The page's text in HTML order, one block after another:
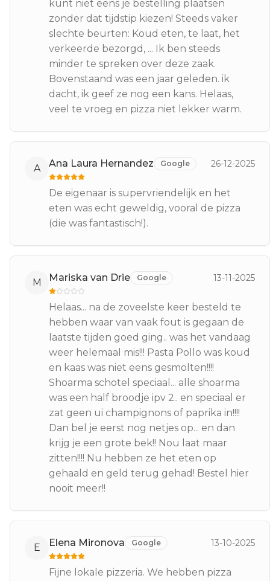
kunt niet eens je bestelling plaatsen
zonder dat tijdstip kiezen! Steeds vaker
slechte beurten: Koud eten, te laat, het
verkeerde bezorgd, ... Ik ben steeds
minder te spreken over deze zaak.
Bovenstaand was een jaar geleden. ik
dacht, ik geef ze nog een kans. Helaas,
veel te vroeg en pizza niet lekker warm.
A Ana Laura Hernandez Google 26-12-2025
De eigenaar is supervriendelijk en het
eten was echt geweldig, vooral de pizza
(die was fantastisch!).
M Mariska van Drie Google 13-11-2025
Helaas... na de zoveelste keer besteld te
hebben waar van vaak fout is gegaan de
laatste tijden goed ging.. was het vandaag
weer helemaal mis!!! Pasta Pollo was koud
en kaas was niet eens gesmolten!!!!
Shoarma schotel speciaal... alle shoarma
was een half broodje ipv 2.. en speciaal er
zat geen ui champignons of paprika in!!!!
Dan bel je eerst nog netjes op... en dan
krijg je een grote bek!! Nou laat maar
zitten!!!! Nu hebben ze het eten op
gehaald en geld terug gehad! Bestel hier
nooit meer!!
E Elena Mironova Google 13-10-2025
Fijne lokale pizzeria. We hebben pizza